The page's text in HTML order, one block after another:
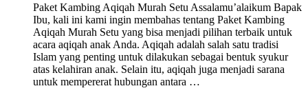
Paket Kambing Aqiqah Murah Setu Assalamu’alaikum Bapak
Ibu, kali ini kami ingin membahas tentang Paket Kambing
Aqiqah Murah Setu yang bisa menjadi pilihan terbaik untuk
acara aqiqah anak Anda. Aqiqah adalah salah satu tradisi
Islam yang penting untuk dilakukan sebagai bentuk syukur
atas kelahiran anak. Selain itu, aqiqah juga menjadi sarana
untuk mempererat hubungan antara …